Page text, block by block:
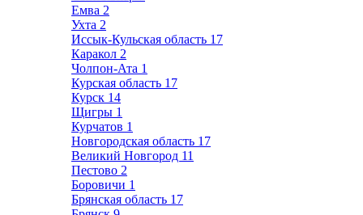
Емва 2
Ухта 2
Иссык-Кульская область 17
Каракол 2
Чолпон-Ата 1
Курская область 17
Курск 14
Щигры 1
Курчатов 1
Новгородская область 17
Великий Новгород 11
Пестово 2
Боровичи 1
Брянская область 17